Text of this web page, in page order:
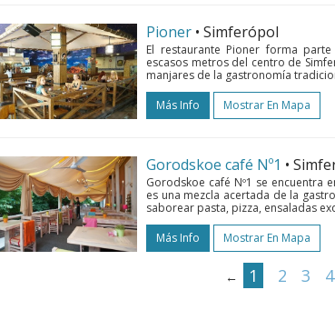
Pioner • Simferópol
El restaurante Pioner forma
escasos metros del centro de
manjares de la gastronomía
Más Info
Mostrar En Mapa
Gorodskoe café Nº1 •
Gorodskoe café Nº1 se encuentra
es una mezcla acertada de la
saborear pasta, pizza, ensaladas
Más Info
Mostrar En Mapa
← 1 2 3 4